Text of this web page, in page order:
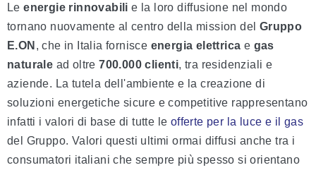
Leenergie rinnovabili e la loro diffusione nel mondo
tornano nuovamente al centro della mission del Gruppo
E.ON , che in Italia fornisce energia elettrica e gas
naturale ad oltre700.000 clienti, tra residenziali e
aziende. La tutela dell'ambiente e la creazione di
soluzioni energetiche sicure e competitive rappresentano
infatti i valori di base di tutte le offerte per la luce e il gas
del Gruppo. Valori questi ultimi ormai diffusi anche tra i
consumatori italiani che sempre più spesso si orientano